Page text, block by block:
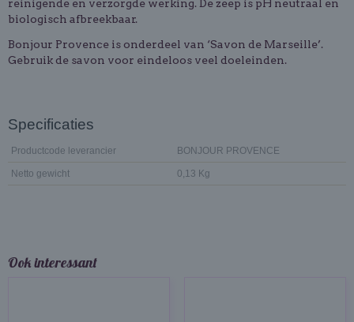
reinigende en verzorgde werking. De zeep is pH neutraal en
biologisch afbreekbaar.
Bonjour Provence is onderdeel van ‘Savon de Marseille’.
Gebruik de savon voor eindeloos veel doeleinden.
Specificaties
Productcode leverancier BONJOUR PROVENCE
Netto gewicht 0,13 Kg
Ook interessant